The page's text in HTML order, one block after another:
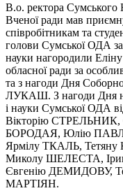
В.о. ректора
Вченої ради мав
співробітникам та
голови Сумської ОДА
науки нагородили
обласної ради за
та з нагоди Дня
ЛУКАШ. З нагоди Дня
і науки Сумської ОДА
Вікторію
БОРОДАЯ, Юлію
Ярмілу ТКАЛЬ,
Миколу ШЕЛЕСТА,
Євгенію ДЕМИДОВУ,
МАРТІЯН.